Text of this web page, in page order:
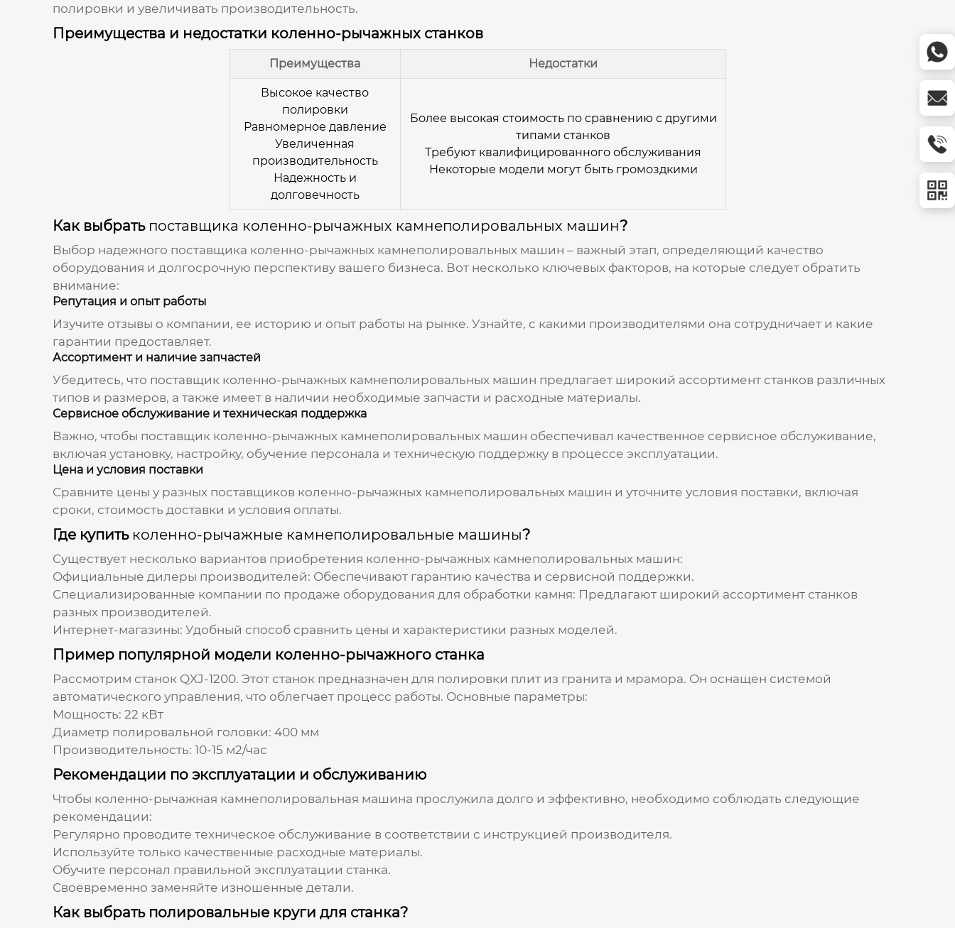
полировки и увеличивать производительность.
Преимущества и недостатки коленно-рычажных станков
Преимущества Недостатки
Высокое качество
полировки
Равномерное давление
Увеличенная
производительность
Надежность и
долговечность
Более высокая стоимость по сравнению с другими
типами станков
Требуют квалифицированного обслуживания
Некоторые модели могут быть громоздкими
Как выбрать поставщика коленно-рычажных камнеполировальных машин?
Выбор надежного поставщика коленно-рычажных камнеполировальных машин – важный этап, определяющий качество
оборудования и долгосрочную перспективу вашего бизнеса. Вот несколько ключевых факторов, на которые следует обратить
внимание:
Репутация и опыт работы
Изучите отзывы о компании, ее историю и опыт работы на рынке. Узнайте, с какими производителями она сотрудничает и какие
гарантии предоставляет.
Ассортимент и наличие запчастей
Убедитесь, что поставщик коленно-рычажных камнеполировальных машин предлагает широкий ассортимент станков различных
типов и размеров, а также имеет в наличии необходимые запчасти и расходные материалы.
Сервисное обслуживание и техническая поддержка
Важно, чтобы поставщик коленно-рычажных камнеполировальных машин обеспечивал качественное сервисное обслуживание,
включая установку, настройку, обучение персонала и техническую поддержку в процессе эксплуатации.
Цена и условия поставки
Сравните цены у разных поставщиков коленно-рычажных камнеполировальных машин и уточните условия поставки, включая
сроки, стоимость доставки и условия оплаты.
Где купить коленно-рычажные камнеполировальные машины?
Существует несколько вариантов приобретения коленно-рычажных камнеполировальных машин:
Официальные дилеры производителей: Обеспечивают гарантию качества и сервисной поддержки.
Специализированные компании по продаже оборудования для обработки камня: Предлагают широкий ассортимент станков
разных производителей.
Интернет-магазины: Удобный способ сравнить цены и характеристики разных моделей.
Пример популярной модели коленно-рычажного станка
Рассмотрим станок QXJ-1200. Этот станок предназначен для полировки плит из гранита и мрамора. Он оснащен системой
автоматического управления, что облегчает процесс работы. Основные параметры:
Мощность: 22 кВт
Диаметр полировальной головки: 400 мм
Производительность: 10-15 м2/час
Рекомендации по эксплуатации и обслуживанию
Чтобы коленно-рычажная камнеполировальная машина прослужила долго и эффективно, необходимо соблюдать следующие
рекомендации:
Регулярно проводите техническое обслуживание в соответствии с инструкцией производителя.
Используйте только качественные расходные материалы.
Обучите персонал правильной эксплуатации станка.
Своевременно заменяйте изношенные детали.
Как выбрать полировальные круги для станка?